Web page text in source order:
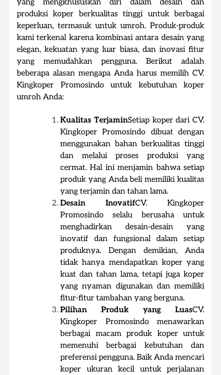
yang mengkhususkan diri dalam desain dan
produksi koper berkualitas tinggi untuk berbagai
keperluan, termasuk untuk umroh. Produk-produk
kami terkenal karena kombinasi antara desain yang
elegan, kekuatan yang luar biasa, dan inovasi fitur
yang memudahkan pengguna. Berikut adalah
beberapa alasan mengapa Anda harus memilih CV.
Kingkoper Promosindo untuk kebutuhan koper
umroh Anda:
Kualitas TerjaminSetiap koper dari CV.
Kingkoper Promosindo dibuat dengan
menggunakan bahan berkualitas tinggi
dan melalui proses produksi yang
cermat. Hal ini menjamin bahwa setiap
produk yang Anda beli memiliki kualitas
yang terjamin dan tahan lama.
Desain InovatifCV. Kingkoper
Promosindo selalu berusaha untuk
menghadirkan desain-desain yang
inovatif dan fungsional dalam setiap
produknya. Dengan demikian, Anda
tidak hanya mendapatkan koper yang
kuat dan tahan lama, tetapi juga koper
yang nyaman digunakan dan memiliki
fitur-fitur tambahan yang berguna.
Pilihan Produk yang LuasCV.
Kingkoper Promosindo menawarkan
berbagai macam produk koper untuk
memenuhi berbagai kebutuhan dan
preferensi pengguna. Baik Anda mencari
koper ukuran kecil untuk perjalanan